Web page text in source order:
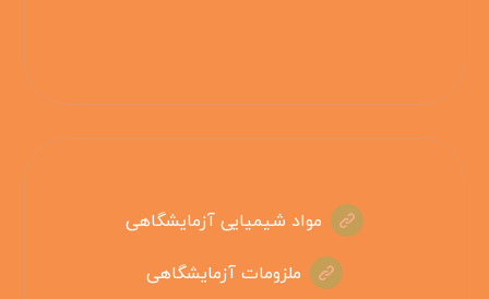
مواد شیمیایی آزمایشگاهی
ملزومات آزمایشگاهی